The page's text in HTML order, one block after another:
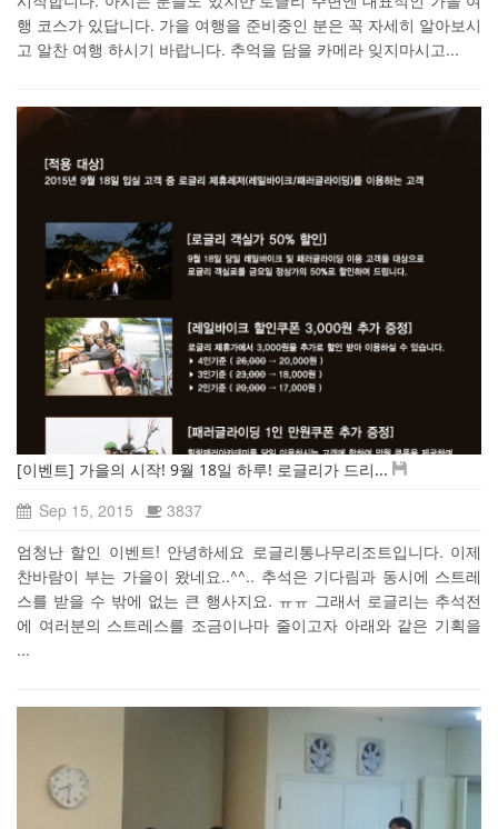
행 코스가 있답니다. 가을 여행을 준비중인 분은 꼭 자세히 알아보시
고 알찬 여행 하시기 바랍니다. 추억을 담을 카메라 잊지마시고...
[이벤트] 가을의 시작! 9월 18일 하루! 로글리가 드리...
Sep 15, 2015
3837
엄청난 할인 이벤트! 안녕하세요 로글리통나무리조트입니다. 이제
찬바람이 부는 가을이 왔네요..^^.. 추석은 기다림과 동시에 스트레
스를 받을 수 밖에 없는 큰 행사지요. ㅠㅠ 그래서 로글리는 추석전
에 여러분의 스트레스를 조금이나마 줄이고자 아래와 같은 기획을
...